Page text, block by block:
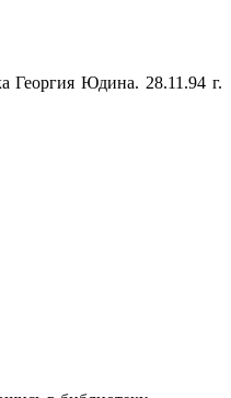
Георгия Юдина. 28.11.94 г.